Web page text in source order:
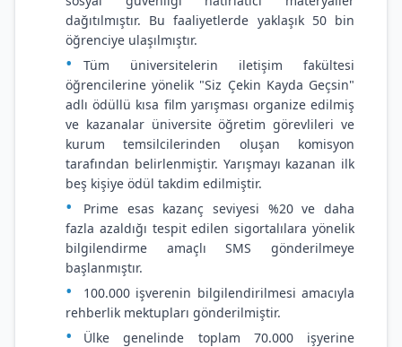
dağıtılmıştır. Bu faaliyetlerde yaklaşık 50 bin
öğrenciye ulaşılmıştır.
Tüm üniversitelerin iletişim fakültesi
öğrencilerine yönelik "Siz Çekin Kayda Geçsin"
adlı ödüllü kısa film yarışması organize edilmiş
ve kazanalar üniversite öğretim görevlileri ve
kurum temsilcilerinden oluşan komisyon
tarafından belirlenmiştir. Yarışmayı kazanan ilk
beş kişiye ödül takdim edilmiştir.
Prime esas kazanç seviyesi %20 ve daha
fazla azaldığı tespit edilen sigortalılara yönelik
bilgilendirme amaçlı SMS gönderilmeye
başlanmıştır.
100.000 işverenin bilgilendirilmesi amacıyla
rehberlik mektupları gönderilmiştir.
Ülke genelinde toplam 70.000 işyerine